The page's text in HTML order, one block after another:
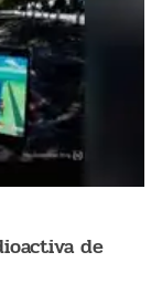
de